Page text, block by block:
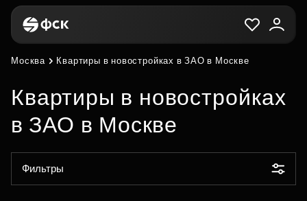
Москва Квартиры в новостройках в ЗАО в Москве
Квартиры в новостройках
в ЗАО в Москве
Фильтры